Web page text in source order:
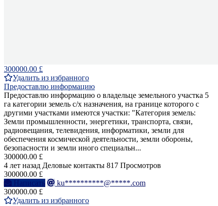
300000.00 £
Удалить из избранного
Предоставлю информацию
Предоставлю информацию о владельце земельного участка 5
га категории земель с/х назначения, на границе которого с
другими участками имеются участки: "Категория земель:
Земли промышленности, энергетики, транспорта, связи,
радиовещания, телевидения, информатики, земли для
обеспечения космической деятельности, земли обороны,
безопасности и земли иного специальн...
300000.00 £
4 лет назад Деловые контакты 817 Просмотров
300000.00 £
Написать
ku**********@*****.com
300000.00 £
Удалить из избранного